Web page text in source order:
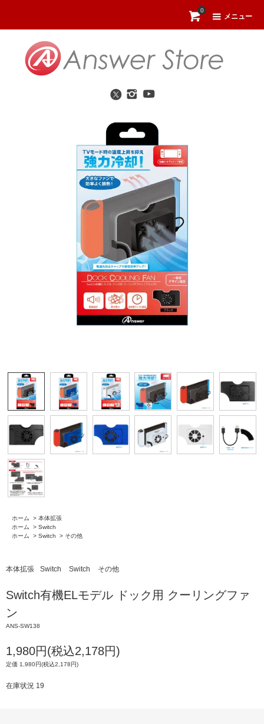
メニュー
0
ホーム > 本体拡張
ホーム
> Switch
ホーム
> Switch > その他
本体拡張 Switch Switch その他
Switch有機ELモデル ドック用 クーリングファ
ン
ANS-SW138
1,980円(税込2,178円)
定価 1,980円(税込2,178円)
在庫状況 19